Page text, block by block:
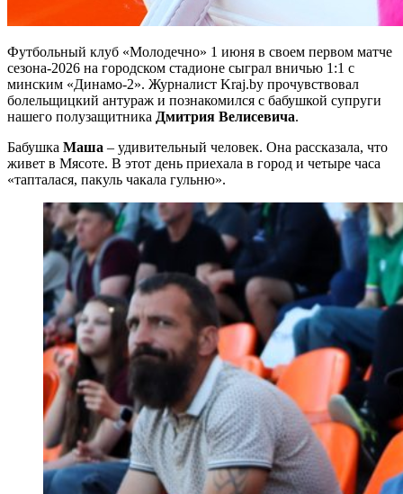
Футбольный клуб «Молодечно» 1 июня в своем первом матче
сезона-2026 на городском стадионе сыграл вничью 1:1 с
минским «Динамо-2». Журналист Kraj.by прочувствовал
болельщицкий антураж и познакомился с бабушкой супруги
нашего полузащитника Дмитрия Велисевича.
Бабушка Маша – удивительный человек. Она рассказала, что
живет в Мясоте. В этот день приехала в город и четыре часа
«тапталася, пакуль чакала гульню».